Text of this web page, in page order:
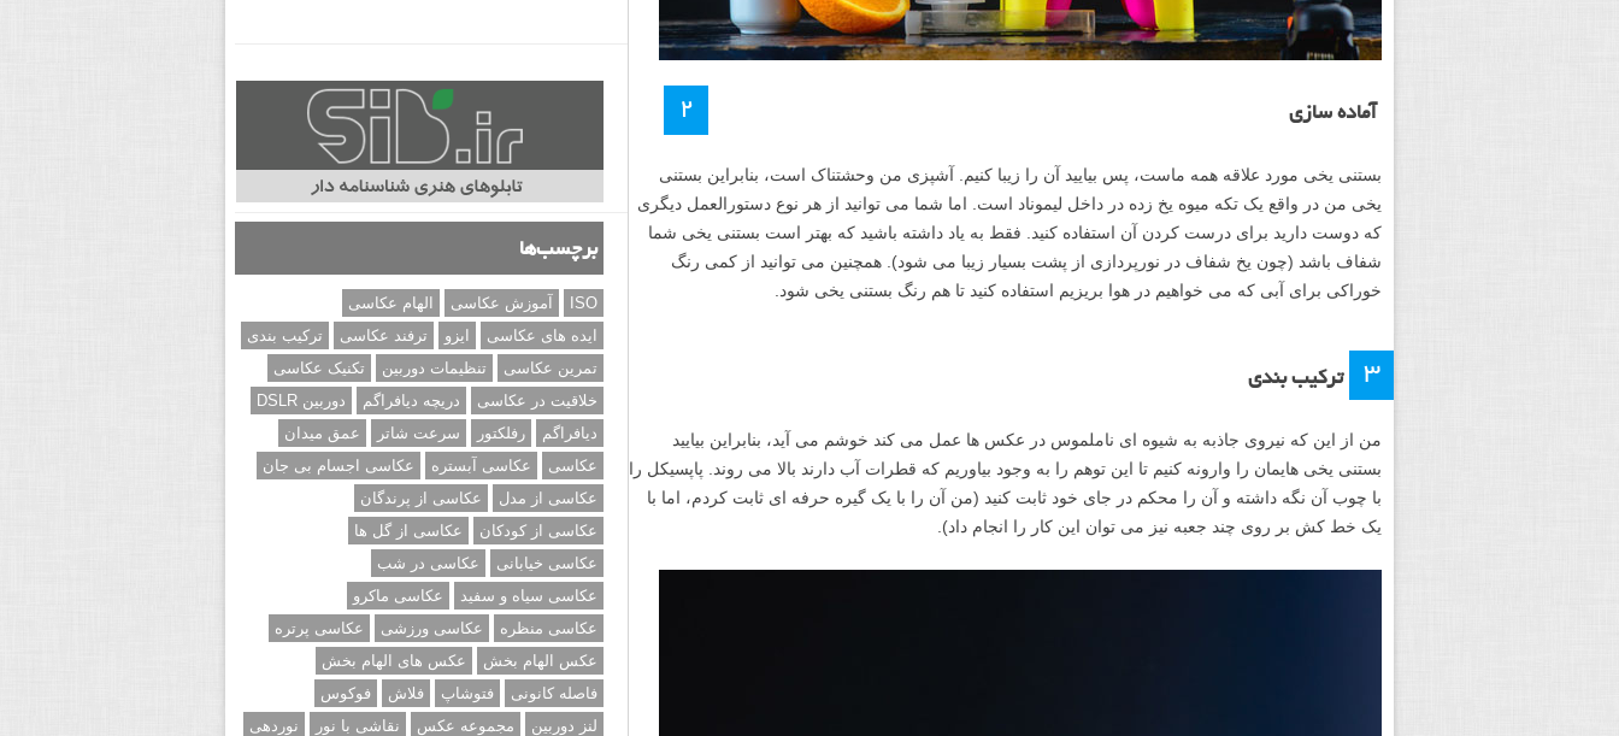
۲ آماده سازی
بستنی یخی مورد علاقه همه ماست، پس بیایید آن را زیبا کنیم. آشپزی من وحشتناک است، بنابراین بستنی
یخی من در واقع یک تکه میوه یخ زده در داخل لیموناد است. اما شما می توانید از هر نوع دستورالعمل دیگری
که دوست دارید برای درست کردن آن استفاده کنید. فقط به یاد داشته باشید که بهتر است بستنی یخی شما
شفاف باشد (چون یخ شفاف در نورپردازی از پشت بسیار زیبا می شود). همچنین می توانید از کمی رنگ
خوراکی برای آبی که می خواهیم در هوا بریزیم استفاده کنید تا هم رنگ بستنی یخی شود.
۳ ترکیب بندی
من از این که نیروی جاذبه به شیوه ای ناملموس در عکس ها عمل می کند خوشم می آید، بنابراین بیایید
بستنی یخی هایمان را وارونه کنیم تا این توهم را به وجود بیاوریم که قطرات آب دارند بالا می روند. پاپسیکل را
با چوب آن نگه داشته و آن را محکم در جای خود ثابت کنید (من آن را با یک گیره حرفه ای ثابت کردم، اما با
یک خط کش بر روی چند جعبه نیز می توان این کار را انجام داد).
برچسب‌ها
ISO آموزش عکاسی
الهام عکاسی
ایده های عکاسی
ایزو ترفند عکاسی
ترکیب بندی
تمرین عکاسی
تنظیمات دوربین
تکنیک عکاسی
خلاقیت در عکاسی
دریچه دیافراگم
دوربین DSLR
دیافراگم
رفلکتور سرعت شاتر
عمق میدان
عکاسی
عکاسی آبستره
عکاسی اجسام بی جان
عکاسی از مدل
عکاسی از پرندگان
عکاسی از کودکان
عکاسی از گل ها
عکاسی خیابانی
عکاسی در شب
عکاسی سیاه و سفید
عکاسی ماکرو
عکاسی منظره
عکاسی ورزشی
عکاسی پرتره
عکس الهام بخش
عکس های الهام بخش
فاصله کانونی
فتوشاپ فلاش
فوکوس
لنز دوربین
مجموعه عکس نقاشی با نور
نوردهی